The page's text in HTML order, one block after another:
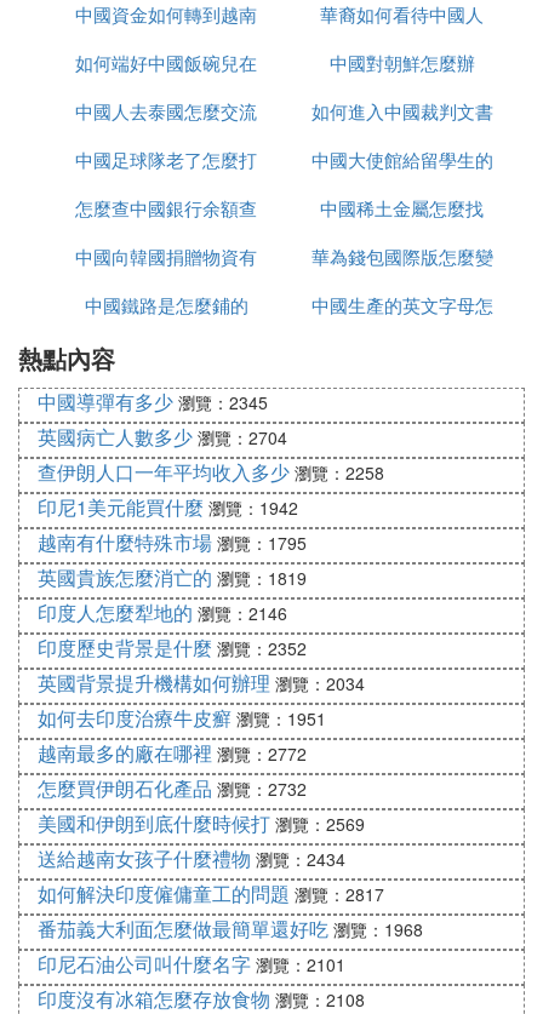
中國資金如何轉到越南
炒股
華裔如何看待中國人
如何端好中國飯碗兒在
線播放
中國對朝鮮怎麼辦
中國人去泰國怎麼交流
如何進入中國裁判文書
網官網
中國足球隊老了怎麼打
亞洲杯
中國大使館給留學生的
健康包有什麼
怎麼查中國銀行余額查
詢
中國稀土金屬怎麼找
中國向韓國捐贈物資有
哪些
華為錢包國際版怎麼變
為中國版
中國鐵路是怎麼鋪的
中國生產的英文字母怎
熱點內容
中國導彈有多少 瀏覽：2345
英國病亡人數多少 瀏覽：2704
查伊朗人口一年平均收入多少 瀏覽：2258
印尼1美元能買什麼 瀏覽：1942
越南有什麼特殊市場 瀏覽：1795
英國貴族怎麼消亡的 瀏覽：1819
印度人怎麼犁地的 瀏覽：2146
印度歷史背景是什麼 瀏覽：2352
英國背景提升機構如何辦理 瀏覽：2034
如何去印度治療牛皮癬 瀏覽：1951
越南最多的廠在哪裡 瀏覽：2772
怎麼買伊朗石化產品 瀏覽：2732
美國和伊朗到底什麼時候打 瀏覽：2569
送給越南女孩子什麼禮物 瀏覽：2434
如何解決印度僱傭童工的問題 瀏覽：2817
番茄義大利面怎麼做最簡單還好吃 瀏覽：1968
印尼石油公司叫什麼名字 瀏覽：2101
印度沒有冰箱怎麼存放食物 瀏覽：2108